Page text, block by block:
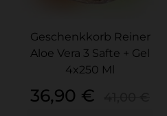
Geschenkkorb Reiner
Aloe Vera 3 Safte + Gel
4x250 Ml
Preis
36,90 €